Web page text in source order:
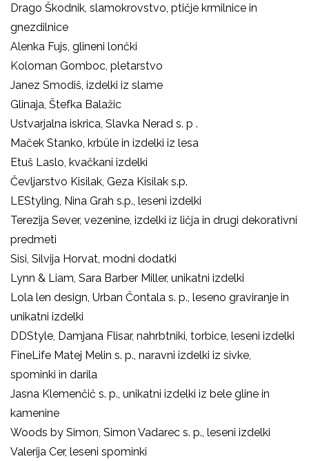
Drago Škodnik , slamokrovstvo, ptičje krmilnice in
gnezdilnice
Alenka Fujs, glineni lončki
Koloman Gomboc , pletarstvo
Janez Smodiš, izdelki iz slame
Glinaja, Štefka Balažic
Ustvarjalna iskrica, Slavka Nerad s. p .
Maček Stanko, krbüle in izdelki iz lesa
Etuš Laslo , kvačkani izdelki
Čevljarstvo Kisilak , Geza Kisilak s.p.
LEStyling, Nina Grah s.p., leseni izdelki
Terezija Sever, vezenine, izdelki iz ličja in drugi dekorativni
predmeti
Sisi, Silvija Horvat, modni dodatki
Lynn & Liam, Sara Barber Miller, unikatni izdelki
Lola len design, Urban Čontala s. p., leseno graviranje in
unikatni izdelki
DDStyle, Damjana Flisar, nahrbtniki, torbice, leseni izdelki
FineLife Matej Melin s. p., naravni izdelki iz sivke,
spominki in darila
Jasna Klemenčič s. p., unikatni izdelki iz bele gline in
kamenine
Woods by Simon, Simon Vadarec s. p., leseni izdelki
Valerija Cer, leseni spominki